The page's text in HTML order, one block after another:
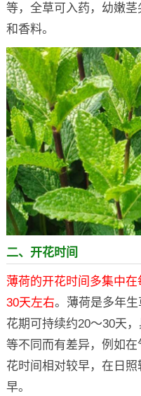
等，全草可入药，幼嫩
和香料。
二、开花时间
薄荷的开花时间多集中
30天左右。薄荷是多年生
花期可持续约20～30天
等不同而有差异，例如
花时间相对较早，在日
早。